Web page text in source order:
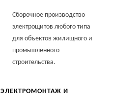
Сборочное производство
электрощитов любого типа
для объектов жилищного и
промышленного
строительства.
ЭЛЕКТРОМОНТАЖ И